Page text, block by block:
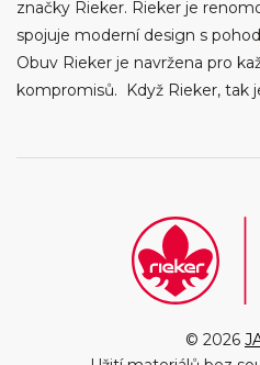
značky Rieker. Rieker je
spojuje moderní design s
Obuv Rieker je navržena pro
kompromisů. Když Rieker, tak
© 2026